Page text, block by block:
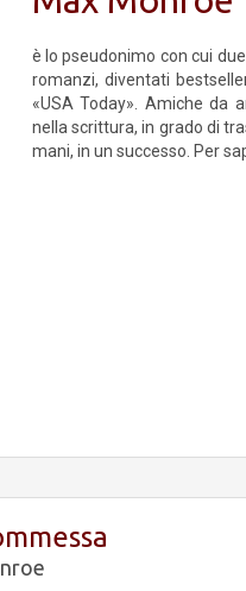
è lo pseudonimo con cui
romanzi, diventati
«USA Today». Amiche da
nella scrittura, in grado di
mani, in un successo. Per